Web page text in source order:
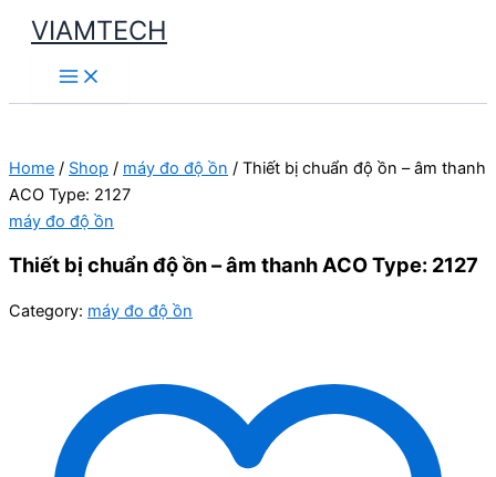
Skip
content
VIAMTECH
Main
Menu
Home / Shop / máy đo độ ồn / Thiết bị chuẩn độ ồn – âm thanh
ACO Type: 2127
máy đo độ ồn
Thiết bị chuẩn độ ồn – âm thanh ACO Type: 2127
Category: máy đo độ ồn